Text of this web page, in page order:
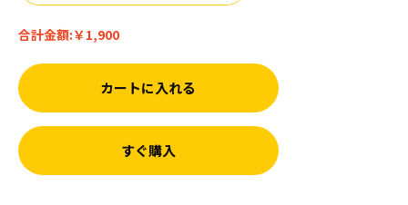
合計金額:￥1,900
カートに入れる
すぐ購入